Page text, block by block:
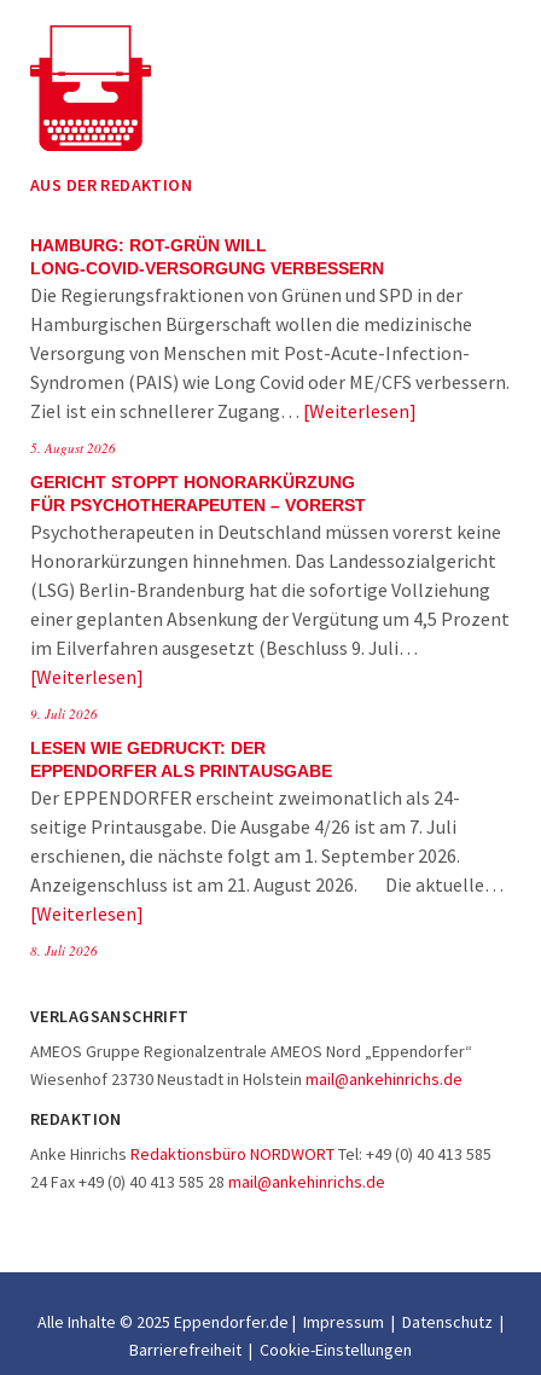
AUS DER REDAKTION
HAMBURG: ROT-GRÜN WILL
LONG-COVID-VERSORGUNG VERBESSERN
Die Regierungsfraktionen von Grünen und SPD in der
Hamburgischen Bürgerschaft wollen die medizinische
Versorgung von Menschen mit Post-Acute-Infection-
Syndromen (PAIS) wie Long Covid oder ME/CFS verbessern.
Ziel ist ein schnellerer Zugang… Weiterlesen
5. August 2026
GERICHT STOPPT HONORARKÜRZUNG
FÜR PSYCHOTHERAPEUTEN – VORERST
Psychotherapeuten in Deutschland müssen vorerst keine
Honorarkürzungen hinnehmen. Das Landessozialgericht
(LSG) Berlin-Brandenburg hat die sofortige Vollziehung
einer geplanten Absenkung der Vergütung um 4,5 Prozent
im Eilverfahren ausgesetzt (Beschluss 9. Juli…
Weiterlesen
9. Juli 2026
LESEN WIE GEDRUCKT: DER
EPPENDORFER ALS PRINTAUSGABE
Der EPPENDORFER erscheint zweimonatlich als 24-
seitige Printausgabe. Die Ausgabe 4/26 ist am 7. Juli
erschienen, die nächste folgt am 1. September 2026.
Anzeigenschluss ist am 21. August 2026. Die aktuelle…
Weiterlesen
8. Juli 2026
VERLAGSANSCHRIFT
AMEOS Gruppe Regionalzentrale AMEOS Nord „Eppendorfer“
Wiesenhof 23730 Neustadt in Holstein mail@ankehinrichs.de
REDAKTION
Anke Hinrichs Redaktionsbüro NORDWORTTel: +49 (0) 40 413 585
24 Fax +49 (0) 40 413 585 28 mail@ankehinrichs.de
Alle Inhalte © 2025 Eppendorfer.de | Impressum | Datenschutz |
Barrierefreiheit | Cookie-Einstellungen